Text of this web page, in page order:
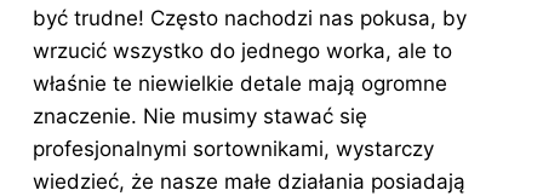
być trudne! Często nachodzi nas pokusa, by
wrzucić wszystko do jednego worka, ale to
właśnie te niewielkie detale mają ogromne
znaczenie. Nie musimy stawać się
profesjonalnymi sortownikami, wystarczy
wiedzieć, że nasze małe działania posiadają